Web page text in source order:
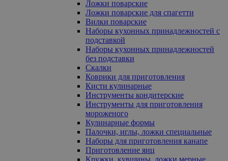
Ложки поварские
Ложки поварские для спагетти
Вилки поварские
Наборы кухонных принадлежностей с
подставкой
Наборы кухонных принадлежностей
без подставки
Скалки
Коврики для приготовления
Кисти кулинарные
Инструменты кондитерские
Инструменты для приготовления
мороженого
Кулинарные формы
Палочки, иглы, ложки специальные
Наборы для приготовления канапе
Приготовление яиц
Кружки, кувшины, ложки мерные